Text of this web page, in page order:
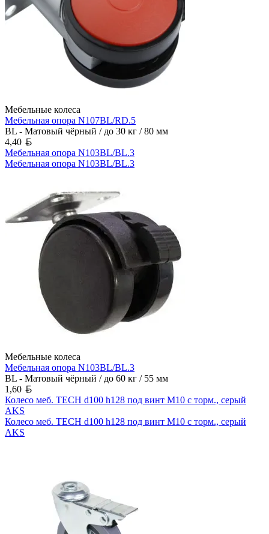
Мебельные колеса
Мебельная опора N107BL/RD.5
BL - Матовый чёрный / до 30 кг / 80 мм
4,40
Мебельная опора N103BL/BL.3
Мебельная опора N103BL/BL.3
Мебельные колеса
Мебельная опора N103BL/BL.3
BL - Матовый чёрный / до 60 кг / 55 мм
1,60
Колесо меб. TECH d100 h128 под винт М10 с торм., серый
AKS
Колесо меб. TECH d100 h128 под винт М10 с торм., серый
AKS